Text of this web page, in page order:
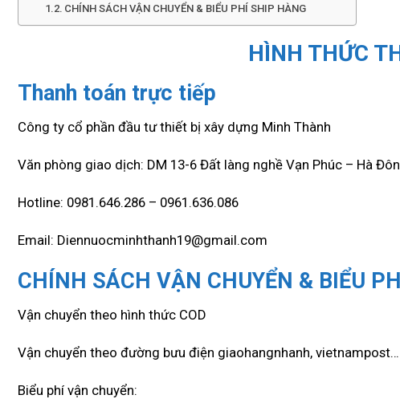
CHÍNH SÁCH VẬN CHUYỂN & BIỂU PHÍ SHIP HÀNG
HÌNH THỨC
Thanh toán trực tiếp
Công ty cổ phần đầu tư thiết bị xây dựng Minh Thành
Văn phòng giao dịch: DM 13-6 Đất làng nghề Vạn Phúc – Hà
Hotline: 0981.646.286 – 0961.636.086
Email: Diennuocminhthanh19@gmail.com
CHÍNH SÁCH VẬN CHUYỂN & BIỂU
Vận chuyển theo hình thức COD
Vận chuyển theo đường bưu điện giaohangnhanh, vietnampost…
Biểu phí vận chuyển: